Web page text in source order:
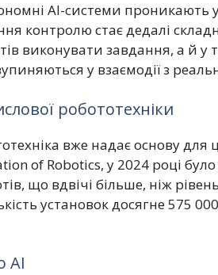
AI-системи
контролю стає дедалі
виконувати завдання, а й у
у взаємодії з
робототехніки
вже надає основу для
of Robotics, у 2024 році
що вдвічі більше, ніж
установок досягне 575
AI